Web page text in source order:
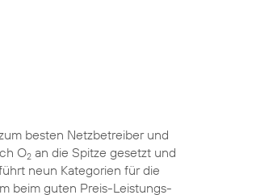
besten Netzbetreiber und
O2 an die Spitze gesetzt und
neun Kategorien für die
beim guten Preis-Leistungs-